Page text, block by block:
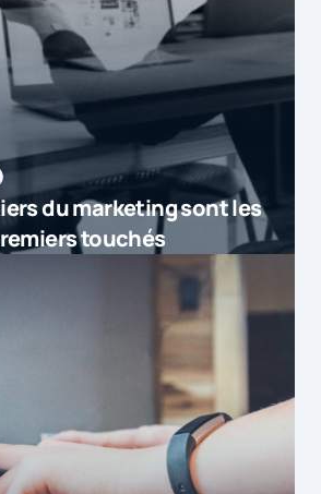
du marketing sont les
touchés